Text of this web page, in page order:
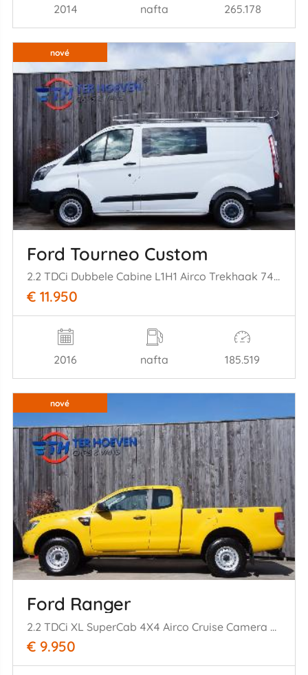
2014 nafta 265.178
nové
Ford Tourneo Custom
2.2 TDCi Dubbele Cabine L1H1 Airco Trekhaak 74KW Euro 5
€ 11.950
2016 nafta 185.519
nové
Ford Ranger
2.2 TDCi XL SuperCab 4X4 Airco Cruise Camera Trekhaak 110KW Euro 5
€ 9.950